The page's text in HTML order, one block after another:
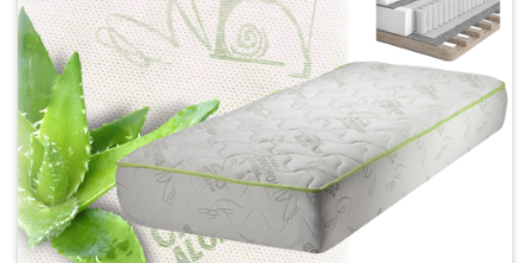
към
списъка с
харесани
продукти